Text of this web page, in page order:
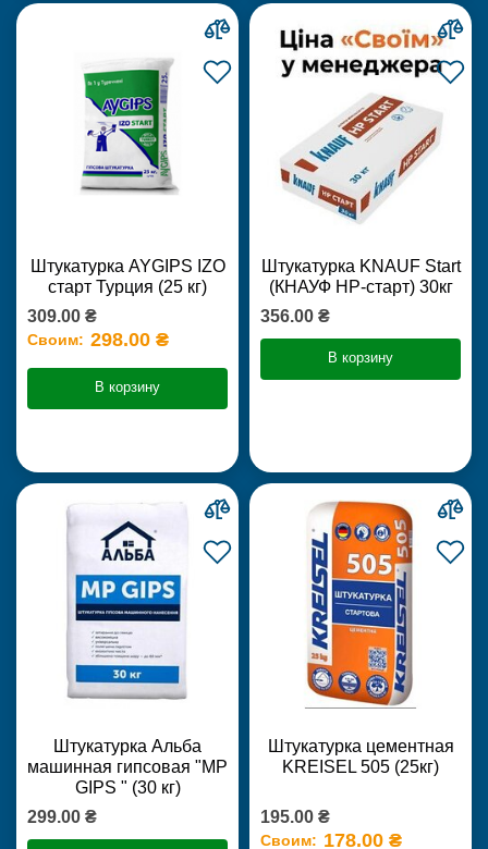
Штукатурка AYGIPS IZO
старт Турция (25 кг)
309.00 ₴
Своим: 298.00 ₴
В корзину
Штукатурка KNAUF Start
(КНАУФ НР-старт) 30кг
356.00 ₴
В корзину
Штукатурка Альба
машинная гипсовая "MP
GIPS " (30 кг)
299.00 ₴
Штукатурка цементная
KREISEL 505 (25кг)
195.00 ₴
Своим: 178.00 ₴